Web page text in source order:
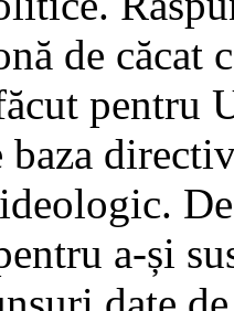
de căcat
pentru
baza
a-și